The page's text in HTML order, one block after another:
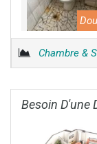
Chambre &
Besoin D'une